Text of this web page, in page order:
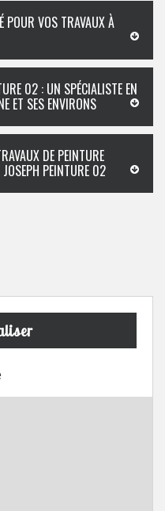
POUR VOS TRAVAUX À
02 : UN SPÉCIALISTE EN
ET SES ENVIRONS
DE PEINTURE
PEINTURE 02